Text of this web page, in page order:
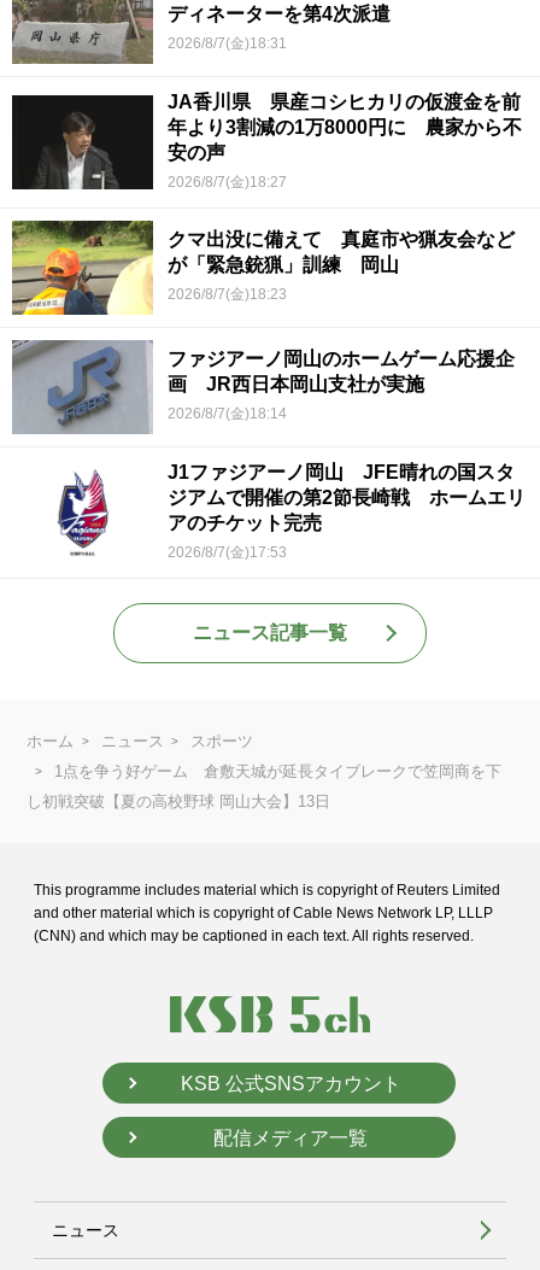
ディネーターを第4次派遣
2026/8/7(金)18:31
JA香川県 県産コシヒカリの仮渡金を前
年より3割減の1万8000円に 農家から不
安の声
2026/8/7(金)18:27
クマ出没に備えて 真庭市や猟友会など
が「緊急銃猟」訓練 岡山
2026/8/7(金)18:23
ファジアーノ岡山のホームゲーム応援企
画 JR西日本岡山支社が実施
2026/8/7(金)18:14
J1ファジアーノ岡山 JFE晴れの国スタ
ジアムで開催の第2節長崎戦 ホームエリ
アのチケット完売
2026/8/7(金)17:53
ニュース記事一覧
ホーム ニュース
スポーツ
1点を争う好ゲーム 倉敷天城が延長タイブレークで笠岡商を下
し初戦突破【夏の高校野球 岡山大会】13日
This programme includes material which is copyright of Reuters Limited
and other material which is copyright of Cable News Network LP, LLLP
(CNN) and which may be captioned in each text. All rights reserved.
KSB 公式SNSアカウント
配信メディア一覧
ニュース